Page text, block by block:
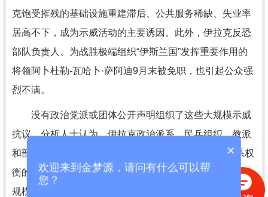
克饱受摧残的基础设施重建滞后、公共服务稀缺、失业率
居高不下，成为示威活动的主要诱因。此外，伊拉克反恐
部队负责人、为战胜极端组织“伊斯兰国”发挥重要作用的
将领阿卜杜勒-瓦哈卜·萨阿迪9月末被免职，也引起公众强
烈不满。
没有政治党派或团体公开声明组织了这些大规模示威
抗议。分析人士认为，伊拉克政治派系、民兵组织、教派
和部落势力强大，阿卜杜勒-迈赫迪上台就是各政治派系权
衡的结果，本身没有强有力的政党支持。考虑到目前示威
规模庞大，左右伊拉克政治走向的幕后推手频频施压，伊
×
欢迎来到金梦源，请问有什么可以帮
您？